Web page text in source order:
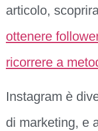
articolo,
ottenere
ricorrere a
Instagram è
di marketing, e